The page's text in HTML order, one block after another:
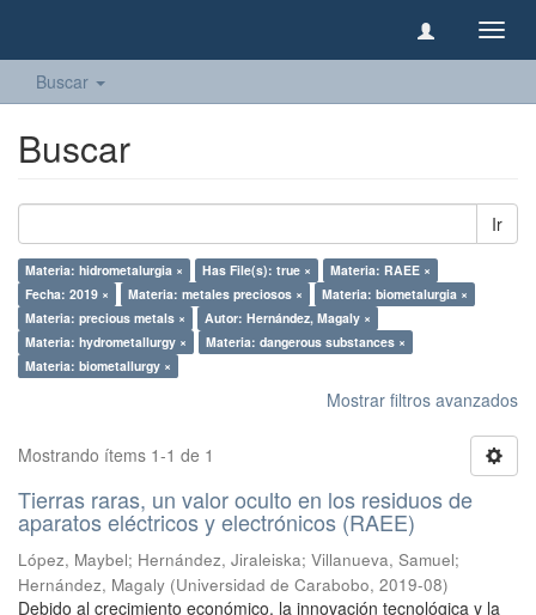
Buscar
Buscar
Ir
Materia: hidrometalurgia × Has File(s): true ×
Materia: RAEE ×
Fecha: 2019 ×
Materia: metales preciosos ×
Materia: biometalurgia ×
Materia: precious metals ×
Autor: Hernández, Magaly ×
Materia: hydrometallurgy ×
Materia: dangerous substances ×
Materia: biometallurgy ×
Mostrar filtros avanzados
Mostrando ítems 1-1 de 1
Tierras raras, un valor oculto en los residuos de
aparatos eléctricos y electrónicos (RAEE)
López, Maybel; Hernández, Jiraleiska; Villanueva, Samuel;
Hernández, Magaly (Universidad de Carabobo, 2019-08)
Debido al crecimiento económico, la innovación tecnológica y la